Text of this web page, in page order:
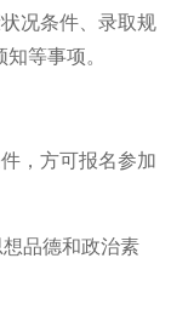
况条件、录取规
等事项。
，方可报名参加
品德和政治素